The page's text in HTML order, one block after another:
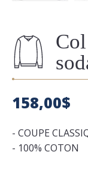
158,00$
- COUPE
- 100% COTON